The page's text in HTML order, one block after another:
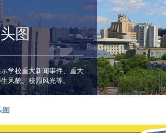
头图
学校重大新闻事件、重大
风貌、校园风光等。
图